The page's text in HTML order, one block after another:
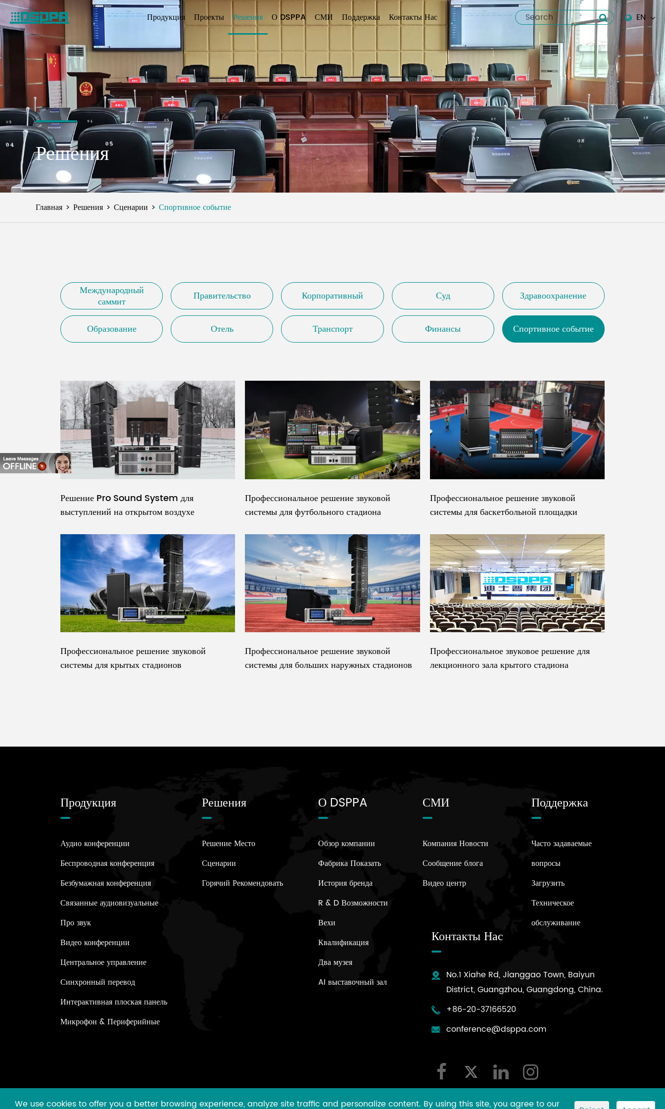
Продукция Проекты Решения О DSPPA СМИ Поддержка Контакты Нас
EN
English
Español
italiano
русский
العربية
tiếng việt
Pilipino
ไทย
Решения
Главная Решения Сценарии Спортивное событие
Международный
саммит Правительство Корпоративный Суд Здравоохранение
Образование Отель Транспорт Финансы Спортивное событие
Решение Pro Sound System для
выступлений на открытом воздухе
Профессиональное решение звуковой
системы для футбольного стадиона
Профессиональное решение звуковой
системы для баскетбольной площадки
Профессиональное решение звуковой
системы для крытых стадионов
Профессиональное решение звуковой
системы для больших наружных стадионов
Профессиональное звуковое решение для
лекционного зала крытого стадиона
Продукция
Аудио конференции
Беспроводная конференция
Безбумажная конференция
Связанные аудиовизуальные
Про звук
Видео конференции
Центральное управление
Синхронный перевод
Интерактивная плоская панель
Микрофон & Периферийные
Решения
Решение Место
Сценарии
Горячий Рекомендовать
О DSPPA
Обзор компании
Фабрика Показать
История бренда
R & D Возможности
Вехи
Квалификация
Два музея
AI выставочный зал
СМИ
Компания Новости
Сообщение блога
Видео центр
Поддержка
Часто задаваемые
вопросы
Загрузить
Техническое
обслуживание
Контакты Нас
No.1 Xiahe Rd, Jianggao Town, Baiyun
District, Guangzhou, Guangdong, China.
+86-20-37166520
conference@dsppa.com
We use cookies to offer you a better browsing experience, analyze site traffic and personalize content. By using this site, you agree to our